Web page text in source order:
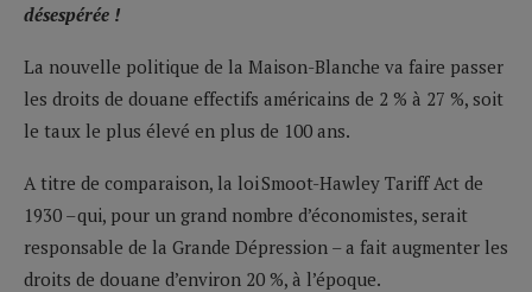
désespérée !
La nouvelle politique de la Maison-Blanche va faire passer
les droits de douane effectifs américains de 2 % à 27 %, soit
le taux le plus élevé en plus de 100 ans.
A titre de comparaison, la loi Smoot-Hawley Tariff Act de
1930 – qui, pour un grand nombre d’économistes, serait
responsable de la Grande Dépression – a fait augmenter les
droits de douane d’environ 20 %, à l’époque.